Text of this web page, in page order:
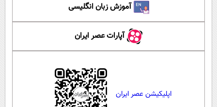
آموزش زبان انگلیسی
آپارات عصر ایران
اپلیکیشن عصر ایران